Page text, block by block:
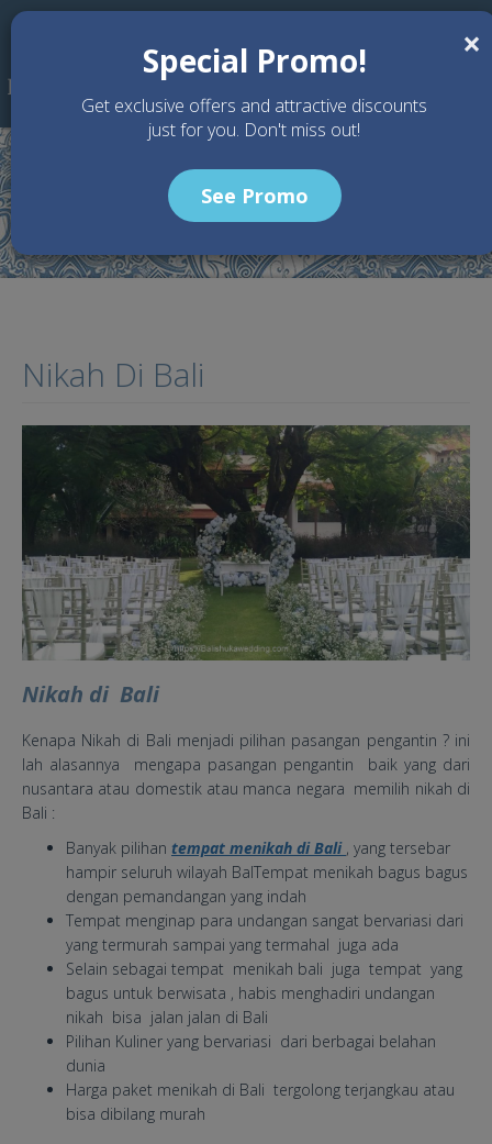
Skip to main content
Nikah Di Bali
Nikah Di Bali
Nikah di Bali
Kenapa Nikah di Bali menjadi pilihan pasangan pengantin ? ini
lah alasannya mengapa pasangan pengantin baik yang dari
nusantara atau domestik atau manca negara memilih nikah di
Bali :
Banyak pilihan tempat menikah di Bali , yang tersebar
hampir seluruh wilayah BalTempat menikah bagus bagus
dengan pemandangan yang indah
Tempat menginap para undangan sangat bervariasi dari
yang termurah sampai yang termahal juga ada
Selain sebagai tempat menikah bali juga tempat yang
bagus untuk berwisata , habis menghadiri undangan
nikah bisa jalan jalan di Bali
Pilihan Kuliner yang bervariasi dari berbagai belahan
dunia
Harga paket menikah di Bali tergolong terjangkau atau
bisa dibilang murah
×
Special Promo!
Get exclusive offers and attractive discounts
just for you. Don't miss out!
See Promo